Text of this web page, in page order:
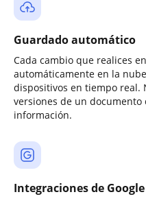
Guardado automático
Cada cambio que realices
automáticamente en la
dispositivos en tiempo real.
versiones de un
información.
Integraciones de Google